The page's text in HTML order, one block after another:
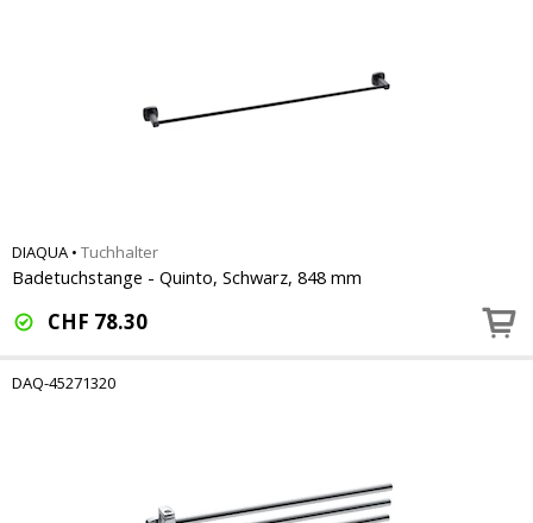
DIAQUA • Tuchhalter
Badetuchstange - Quinto, Schwarz, 848 mm
CHF 78.30
DAQ-45271320